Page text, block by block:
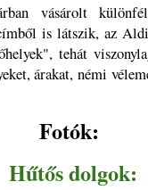
vásárolt
is látszik, az
tehát
árakat, némi
Fotók:
Hűtős dolgok: